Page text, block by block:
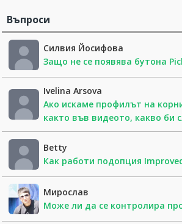
Въпроси
Силвия Йосифова
Защо не се появява бутона
Ivelina Arsova
Ако искаме профилът на
както във видеото, какво би
Betty
Как работи подопция
Мирослав
Може ли да се контролира